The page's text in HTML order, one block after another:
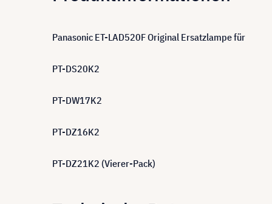
Panasonic ET-LAD520F Original Ersatzlampe für
PT-DS20K2
PT-DW17K2
PT-DZ16K2
PT-DZ21K2 (Vierer-Pack)